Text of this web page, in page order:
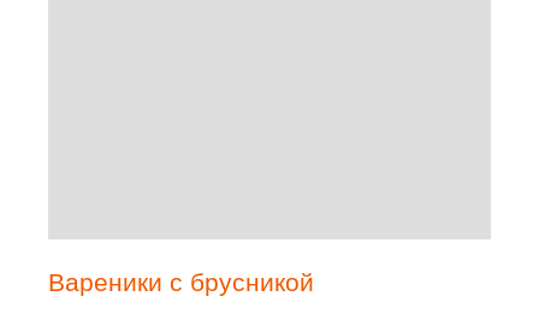
Вареники с брусникой